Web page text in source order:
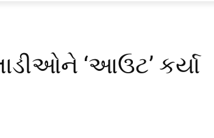
‘આઉટ’ કર્યા